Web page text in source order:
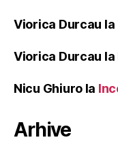
Viorica Durcau la
Viorica Durcau la
Nicu Ghiuro la
Arhive